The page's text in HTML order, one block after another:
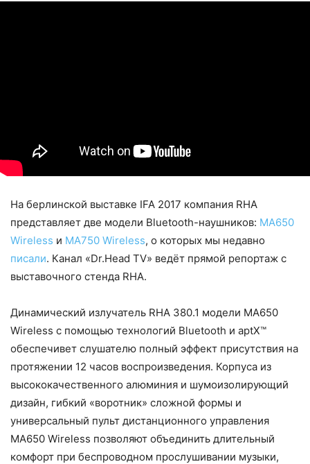
На берлинской выставке IFA 2017 компания RHA
представляет две модели Bluetooth-наушников: MA650
Wireless и MA750 Wireless, о которых мы недавно
писали. Канал «Dr.Head TV» ведёт прямой репортаж с
выставочного стенда RHA.
Динамический излучатель RHA 380.1 модели MA650
Wireless с помощью технологий Bluetooth и aptX™
обеспечивет слушателю полный эффект присутствия на
протяжении 12 часов воспроизведения. Корпуса из
высококачественного алюминия и шумоизолирующий
дизайн, гибкий «воротник» сложной формы и
универсальный пульт дистанционного управления
MA650 Wireless позволяют объединить длительный
комфорт при беспроводном прослушивании музыки,